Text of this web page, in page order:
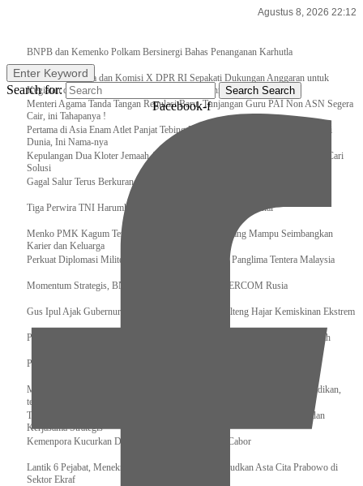
Agustus 8, 2026 22:12
BNPB dan Kemenko Polkam Bersinergi Bahas Penanganan Karhutla
Raker Kemenpora dan Komisi X DPR RI Sepakati Dukungan Anggaran untuk
Kegiatan dan Program Prioritas Pemuda dan Olahraga
Menteri Agama Tanda Tangan Regulasi Baru, Tunjangan Guru PAI Non ASN Segera
Cair, ini Tahapanya !
Pertama di Asia Enam Atlet Panjat Tebing Indonesia Taklukkan Tebing Tertinggi
Dunia, Ini Nama-nya
Kepulangan Dua Kloter Jemaah Asal Surabaya Tertunda, Kemenag Upayakan Cari
Solusi
Gagal Salur Terus Berkurang, Gus Ipul: 405 Ribu Lebih Bansos Cair
Tiga Perwira TNI Harumkan Indonesia Di Kancah Internasional
Menko PMK Kagum Terhadap Perempuan Modern yang Mampu Seimbangkan
Karier dan Keluarga
Perkuat Diplomasi Militer, Panglima TNI Terima CC Panglima Tentera Malaysia
Momentum Strategis, BNPB Terima Kunjungan EMERCOM Rusia
Gus Ipul Ajak Gubernur dan Bupati/Wali Kota se-Kalteng Hajar Kemiskinan Ekstrem
Panglima TNI Sambut Kedatangan Presiden RI Usai Lawatan ke Timur Tengah
Pengurus Pusat Pordasi Pacu Dapat Pesan dari Sri Paduka
Menag RI dan Dua Menteri Yordania Jalin Sinergi Bidang Wakaf dan Pendidikan,
termasuk Beasiswa
Tiba di Tanah Air, Presiden Prabowo Subianto Bawa Komitmen Investasi dan
Kerjasama Strategis
Kemenpora Kucurkan Dana untuk Pelatnas pada 13 Cabor
Lantik 6 Pejabat, Menekraf Tegaskan Komitmen Wujudkan Asta Cita Prabowo di
Sektor Ekraf
Enter Keyword
Search for: Search Search
Facebook-f